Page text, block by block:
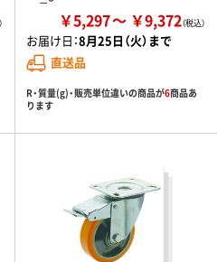
￥5,297 ￥9,372
お届け日：8月25日（火）まで
直送品
R・質量(g)・販売単位違いの商品が6商品あ
ります